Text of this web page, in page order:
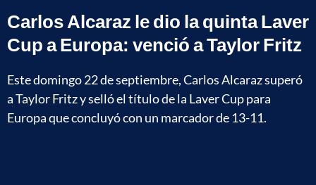
Carlos Alcaraz le dio la quinta Laver
Cup a Europa: venció a Taylor Fritz
Este domingo 22 de septiembre, Carlos Alcaraz superó
a Taylor Fritz y selló el título de la Laver Cup para
Europa que concluyó con un marcador de 13-11.